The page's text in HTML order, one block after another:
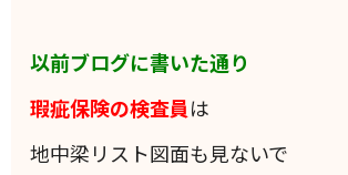
以前ブログに書いた通り
瑕疵保険の検査員は
地中梁リスト図面も見ないで